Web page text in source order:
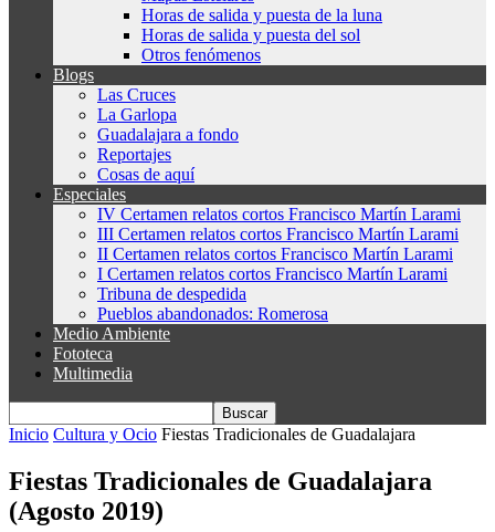
Horas de salida y puesta de la luna
Horas de salida y puesta del sol
Otros fenómenos
Blogs
Las Cruces
La Garlopa
Guadalajara a fondo
Reportajes
Cosas de aquí
Especiales
IV Certamen relatos cortos Francisco Martín Larami
III Certamen relatos cortos Francisco Martín Larami
II Certamen relatos cortos Francisco Martín Larami
I Certamen relatos cortos Francisco Martín Larami
Tribuna de despedida
Pueblos abandonados: Romerosa
Medio Ambiente
Fototeca
Multimedia
Inicio Cultura y Ocio Fiestas Tradicionales de Guadalajara
Fiestas Tradicionales de Guadalajara
(Agosto 2019)